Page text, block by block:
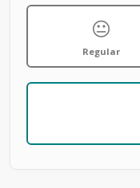
😐
Regular